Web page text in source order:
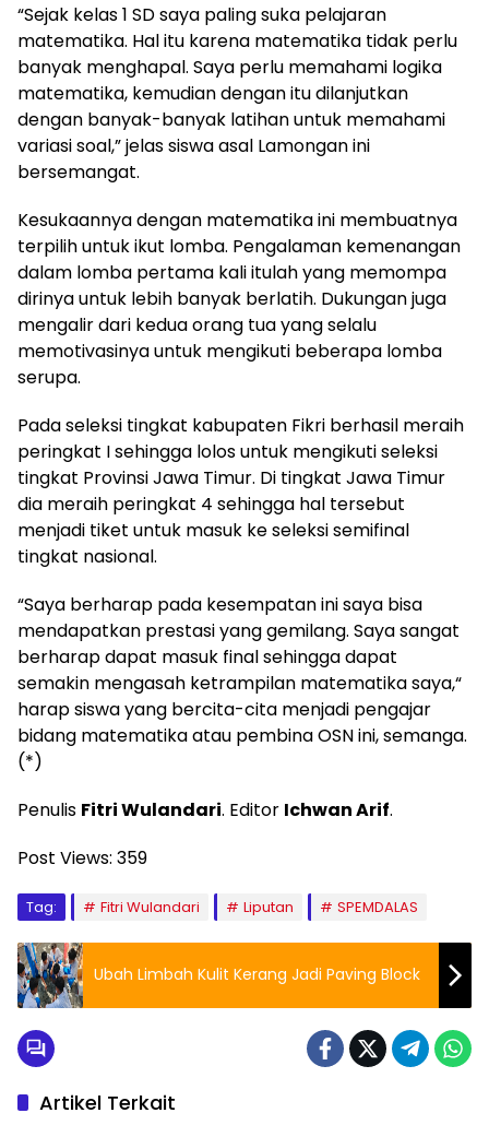
“Sejak kelas 1 SD saya paling suka pelajaran
matematika. Hal itu karena matematika tidak perlu
banyak menghapal. Saya perlu memahami logika
matematika, kemudian dengan itu dilanjutkan
dengan banyak-banyak latihan untuk memahami
variasi soal,” jelas siswa asal Lamongan ini
bersemangat.
Kesukaannya dengan matematika ini membuatnya
terpilih untuk ikut lomba. Pengalaman kemenangan
dalam lomba pertama kali itulah yang memompa
dirinya untuk lebih banyak berlatih. Dukungan juga
mengalir dari kedua orang tua yang selalu
memotivasinya untuk mengikuti beberapa lomba
serupa.
Pada seleksi tingkat kabupaten Fikri berhasil meraih
peringkat I sehingga lolos untuk mengikuti seleksi
tingkat Provinsi Jawa Timur. Di tingkat Jawa Timur
dia meraih peringkat 4 sehingga hal tersebut
menjadi tiket untuk masuk ke seleksi semifinal
tingkat nasional.
“Saya berharap pada kesempatan ini saya bisa
mendapatkan prestasi yang gemilang. Saya sangat
berharap dapat masuk final sehingga dapat
semakin mengasah ketrampilan matematika saya,“
harap siswa yang bercita-cita menjadi pengajar
bidang matematika atau pembina OSN ini, semanga.
(*)
Penulis Fitri Wulandari. Editor Ichwan Arif.
Post Views: 359
Tag: Fitri Wulandari Liputan SPEMDALAS
Ubah Limbah Kulit Kerang Jadi Paving Block
Artikel Terkait